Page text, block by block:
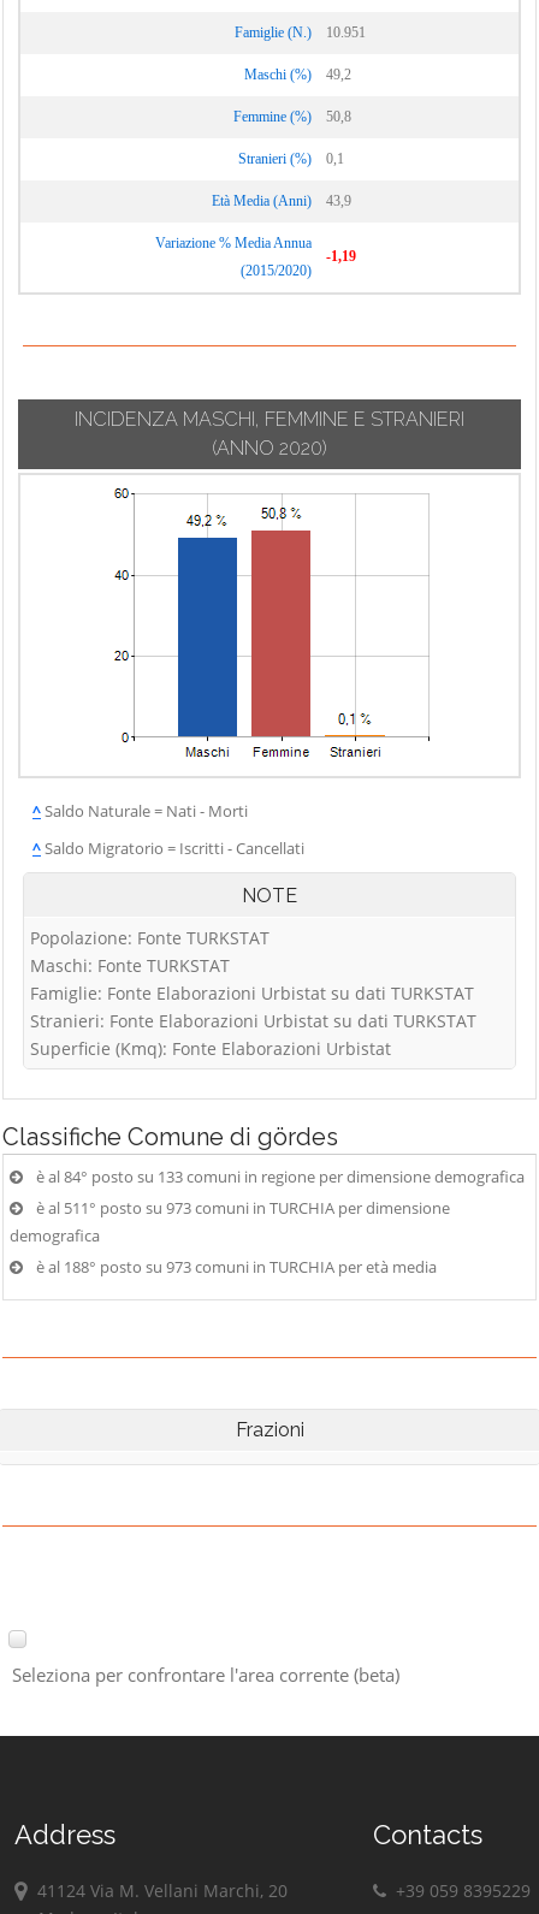
Famiglie (N.) 10.951
Maschi (%) 49,2
Femmine (%) 50,8
Stranieri (%) 0,1
Età Media (Anni) 43,9
Variazione % Media Annua
(2015/2020)
-1,19
INCIDENZA MASCHI, FEMMINE E STRANIERI
(ANNO 2020)
^Saldo Naturale = Nati - Morti
^Saldo Migratorio = Iscritti - Cancellati
NOTE
Popolazione: Fonte TURKSTAT
Maschi: Fonte TURKSTAT
Famiglie: Fonte Elaborazioni Urbistat su dati TURKSTAT
Stranieri: Fonte Elaborazioni Urbistat su dati TURKSTAT
Superficie (Kmq): Fonte Elaborazioni Urbistat
Classifiche Comune di gördes
è al 84° posto su 133 comuni in regione per dimensione demografica
è al 511° posto su 973 comuni in TURCHIA per dimensione
demografica
è al 188° posto su 973 comuni in TURCHIA per età media
Frazioni
Seleziona per confrontare l'area corrente (beta)
Address
41124 Via M. Vellani Marchi, 20
Contacts
+39 059 8395229